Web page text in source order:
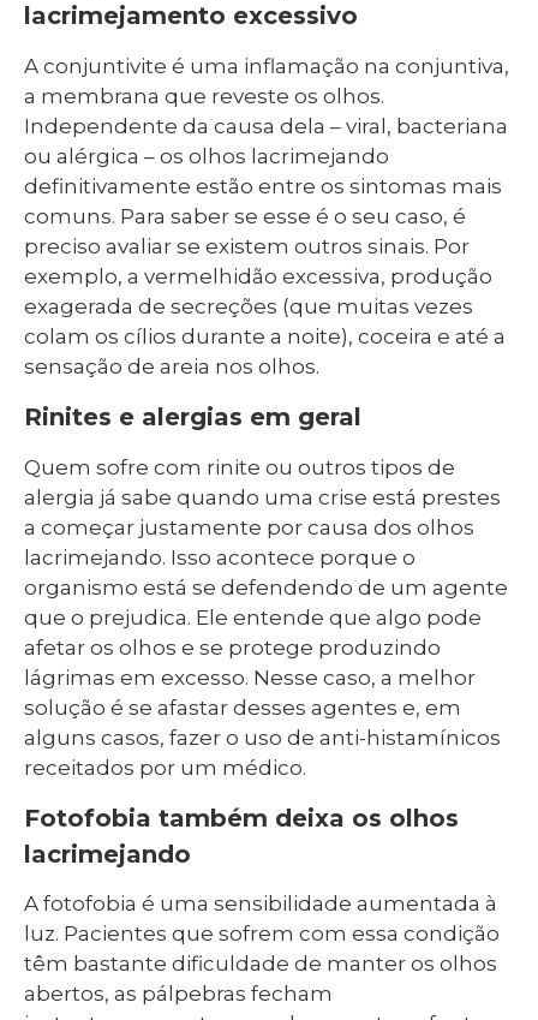
lacrimejamento excessivo
A conjuntivite é uma inflamação na conjuntiva,
a membrana que reveste os olhos.
Independente da causa dela – viral, bacteriana
ou alérgica – os olhos lacrimejando
definitivamente estão entre os sintomas mais
comuns. Para saber se esse é o seu caso, é
preciso avaliar se existem outros sinais. Por
exemplo, a vermelhidão excessiva, produção
exagerada de secreções (que muitas vezes
colam os cílios durante a noite), coceira e até a
sensação de areia nos olhos.
Rinites e alergias em geral
Quem sofre com rinite ou outros tipos de
alergia já sabe quando uma crise está prestes
a começar justamente por causa dos olhos
lacrimejando. Isso acontece porque o
organismo está se defendendo de um agente
que o prejudica. Ele entende que algo pode
afetar os olhos e se protege produzindo
lágrimas em excesso. Nesse caso, a melhor
solução é se afastar desses agentes e, em
alguns casos, fazer o uso de anti-histamínicos
receitados por um médico.
Fotofobia também deixa os olhos
lacrimejando
A fotofobia é uma sensibilidade aumentada à
luz. Pacientes que sofrem com essa condição
têm bastante dificuldade de manter os olhos
abertos, as pálpebras fecham